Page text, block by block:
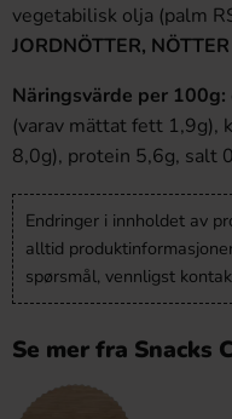
vegetabilisk olja (palm
JORDNÖTTER,
Näringsvärde per 100g:
(varav mättat fett 1,9g),
8,0g), protein 5,6g, salt
Endringer i innholdet av
alltid
spørsmål, vennligst
Se mer fra Snacks